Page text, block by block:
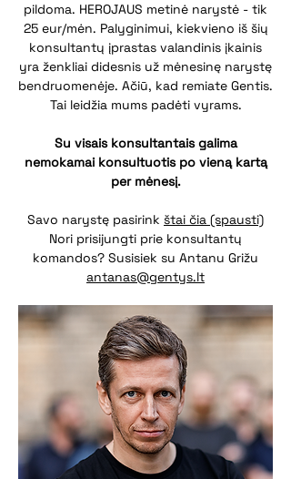
pildoma. HEROJAUS metinė narystė - tik
25 eur/mėn. Palyginimui, kiekvieno iš šių
konsultantų įprastas valandinis įkainis
yra ženkliai didesnis už mėnesinę narystę
bendruomenėje. Ačiū, kad remiate Gentis.
Tai leidžia mums padėti vyrams.
Su visais konsultantais galima
nemokamai konsultuotis po vieną kartą
per mėnesį.
Savo narystę pasirink štai čia (spausti)
Nori prisijungti prie konsultantų
komandos? Susisiek su Antanu Grižu
antanas@gentys.lt